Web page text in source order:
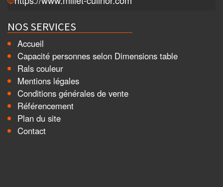
NOS SERVICES
Accueil
Capacité personnes selon Dimensions table
Rals couleur
Mentions légales
Conditions générales de vente
Référencement
Plan du site
Contact